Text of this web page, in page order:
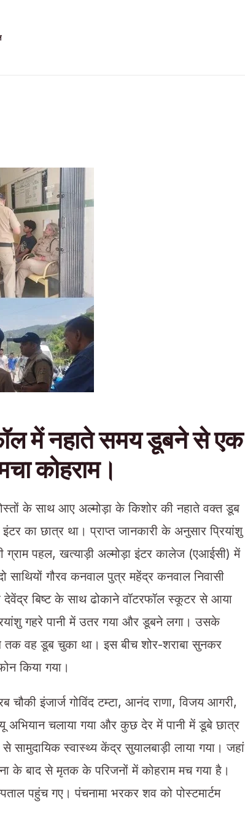
में नहाते समय डूबने से एक
कोहराम।
के साथ आए अल्मोड़ा के किशोर की नहाते वक्त डूब
का छात्र था। प्राप्त जानकारी के अनुसार प्रियांशु
ग्राम पहल, खत्याड़ी अल्मोड़ा इंटर कालेज (एआईसी) में
गौरव कनवाल पुत्र महेंद्र कनवाल निवासी
देवेंद्र बिष्ट के साथ ढोकाने वॉटरफॉल स्कूटर से आया
गहरे पानी में उतर गया और डूबने लगा। उसके
तक वह डूब चुका था। इस बीच शोर-शराबा सुनकर
किया गया।
इंजार्ज गोविंद टम्टा, आनंद राणा, विजय आगरी,
अभियान चलाया गया और कुछ देर में पानी में डूबे छात्र
सामुदायिक स्वास्थ्य केंद्र सुयालबाड़ी लाया गया। जहां
के बाद से मृतक के परिजनों में कोहराम मच गया है।
पहुंच गए। पंचनामा भरकर शव को पोस्टमार्टम